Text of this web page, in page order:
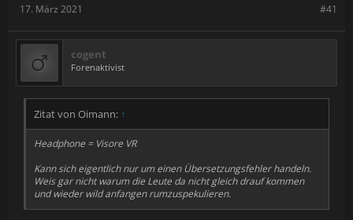
#41
17. März 2021
cogent
Forenaktivist
Zitat von Oimann: ↑
Headphone = Visore VR
Kann sich eigentlich nur um einen Übersetzungsfehler handeln.
Weis gar nicht warum die Leute da nicht gleich drauf kommen
und wieder wild anfangen rumzuspekulieren.